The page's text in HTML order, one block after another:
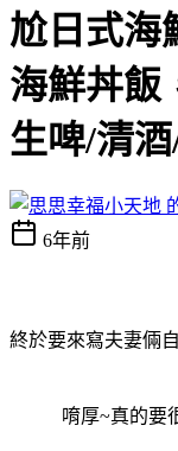
尬日式海
海鮮丼飯
生啤/清
6年前
終於要來寫夫妻倆
唷厚~真的要